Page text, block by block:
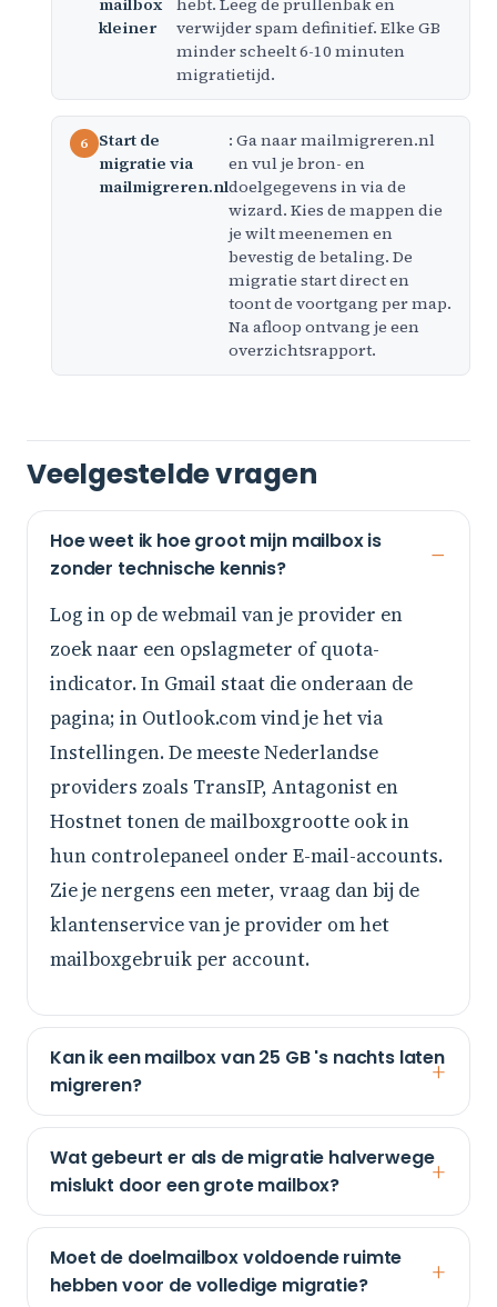
kleiner
verwijder spam definitief. Elke GB
minder scheelt 6-10 minuten
migratietijd.
Start de
migratie via
mailmigreren.nl
: Ga naar mailmigreren.nl
en vul je bron- en
doelgegevens in via de
wizard. Kies de mappen die
je wilt meenemen en
bevestig de betaling. De
migratie start direct en
toont de voortgang per map.
Na afloop ontvang je een
overzichtsrapport.
Veelgestelde vragen
Hoe weet ik hoe groot mijn mailbox is
zonder technische kennis?
Log in op de webmail van je provider en
zoek naar een opslagmeter of quota-
indicator. In Gmail staat die onderaan de
pagina; in Outlook.com vind je het via
Instellingen. De meeste Nederlandse
providers zoals TransIP, Antagonist en
Hostnet tonen de mailboxgrootte ook in
hun controlepaneel onder E-mail-accounts.
Zie je nergens een meter, vraag dan bij de
klantenservice van je provider om het
mailboxgebruik per account.
Kan ik een mailbox van 25 GB 's nachts laten
migreren?
Wat gebeurt er als de migratie halverwege
mislukt door een grote mailbox?
Moet de doelmailbox voldoende ruimte
hebben voor de volledige migratie?